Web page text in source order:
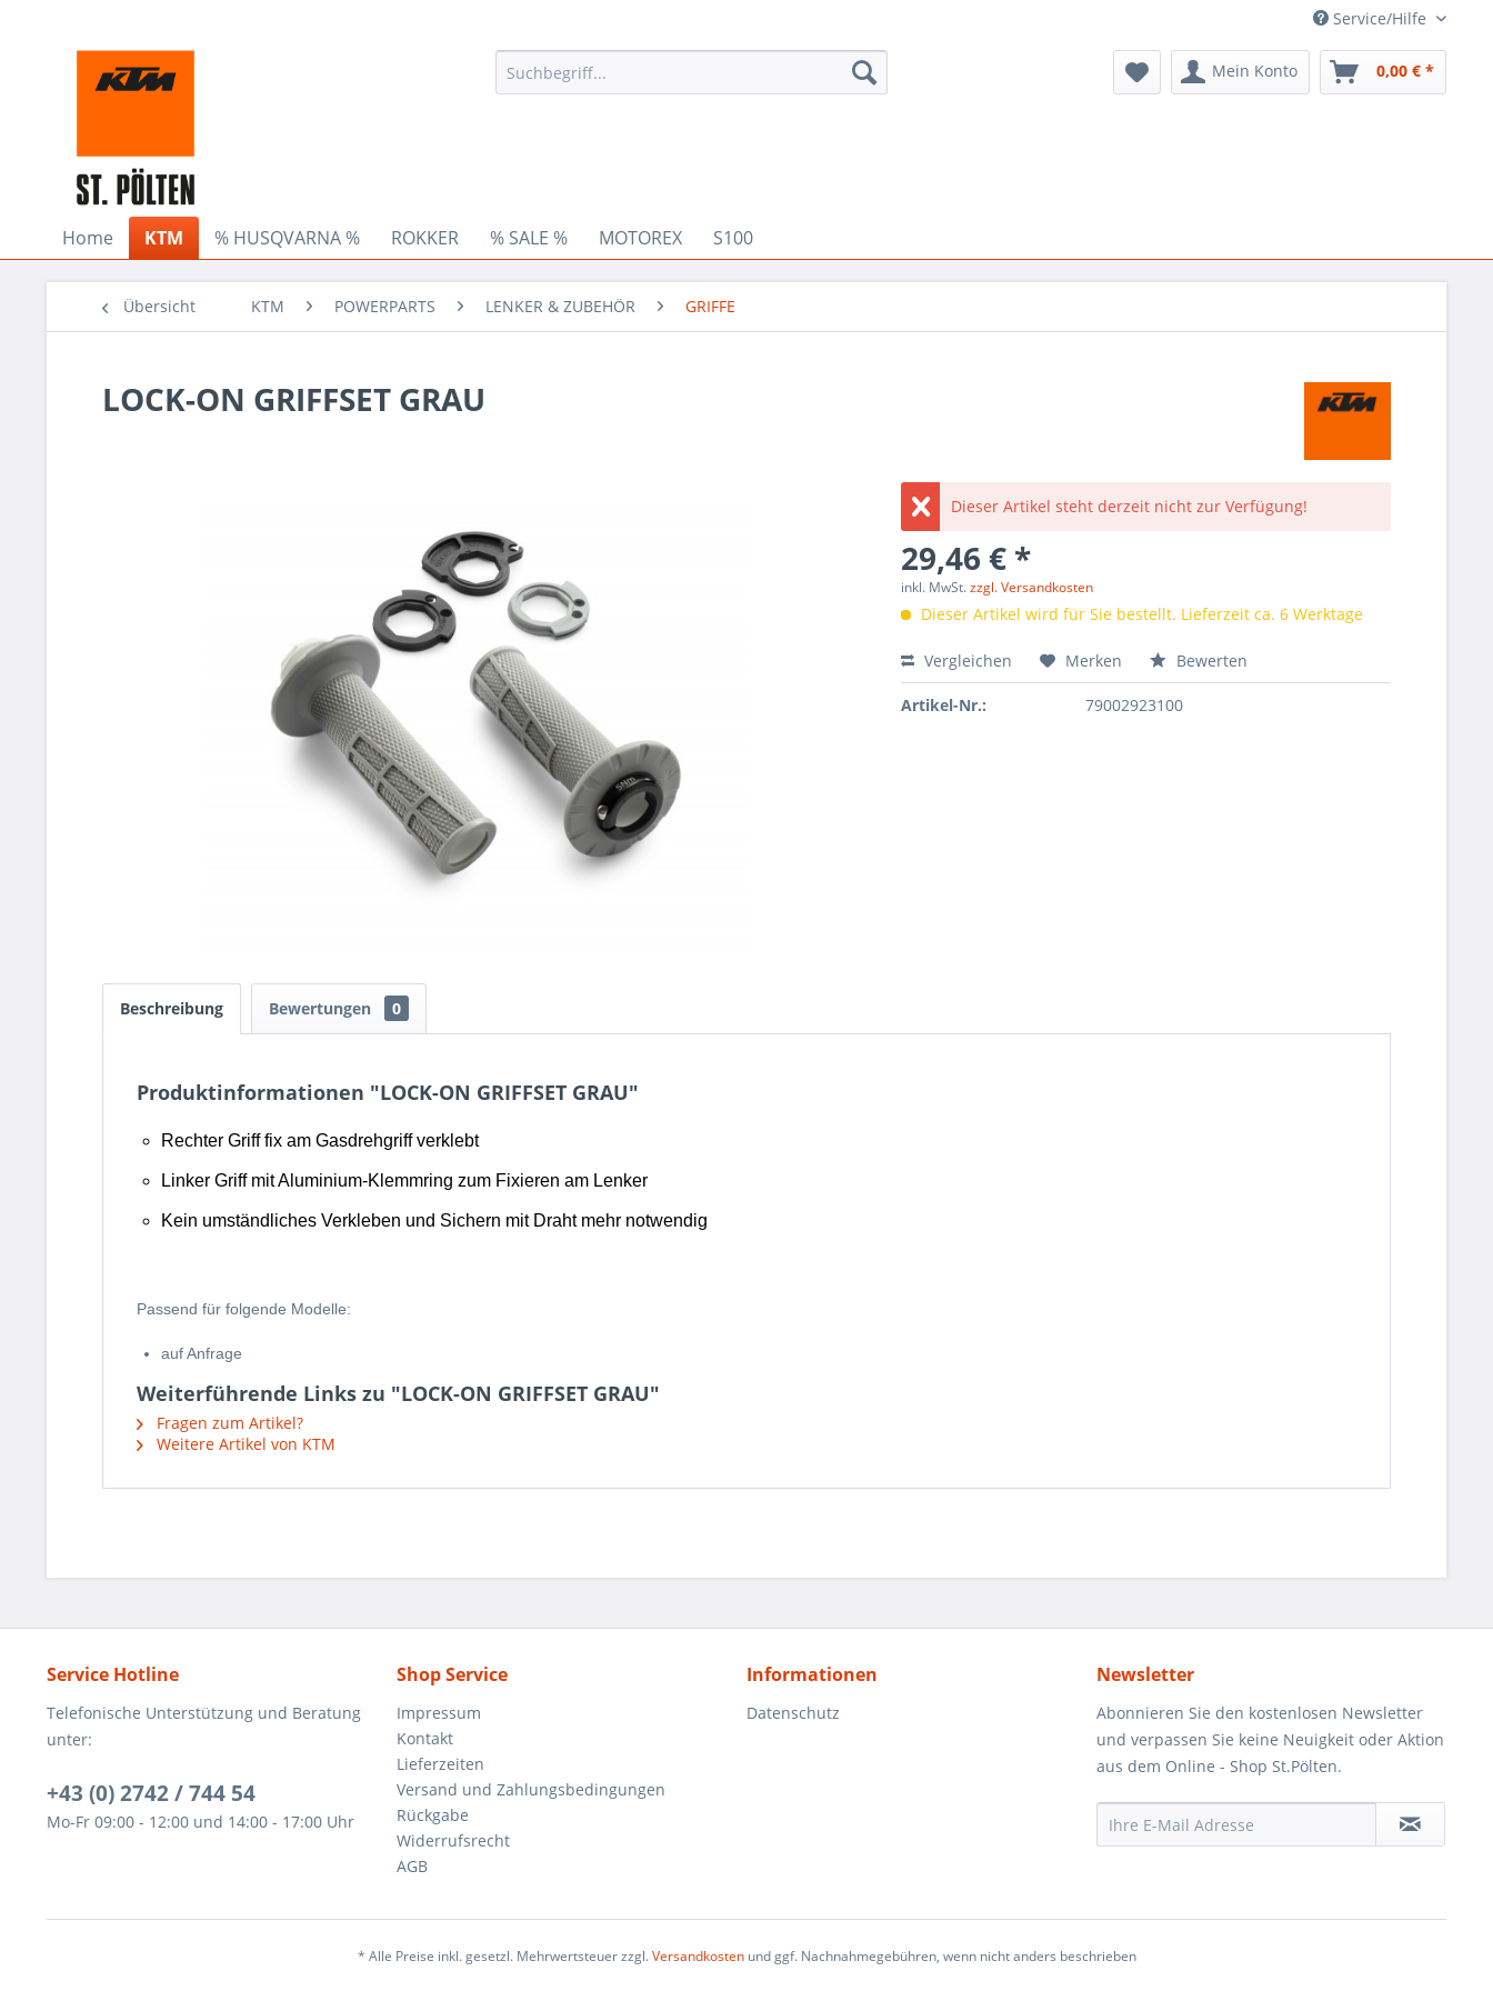
Service/Hilfe
Mein Konto 0,00 € *
Home KTM % HUSQVARNA % ROKKER % SALE % MOTOREX S100
Übersicht KTM POWERPARTS LENKER & ZUBEHÖR GRIFFE
LOCK-ON GRIFFSET GRAU
Dieser Artikel steht derzeit nicht zur Verfügung!
29,46 € *
inkl. MwSt.zzgl. Versandkosten
Dieser Artikel wird für Sie bestellt. Lieferzeit ca. 6 Werktage
Vergleichen Merken Bewerten
Artikel-Nr.: 79002923100
Beschreibung Bewertungen 0
Produktinformationen "LOCK-ON GRIFFSET GRAU"
Rechter Griff fix am Gasdrehgriff verklebt
Linker Griff mit Aluminium-Klemmring zum Fixieren am Lenker
Kein umständliches Verkleben und Sichern mit Draht mehr notwendig
Passend für folgende Modelle:
auf Anfrage
Weiterführende Links zu "LOCK-ON GRIFFSET GRAU"
Fragen zum Artikel?
Weitere Artikel von KTM
Service Hotline
Telefonische Unterstützung und Beratung
unter:
+43 (0) 2742 / 744 54
Mo-Fr 09:00 - 12:00 und 14:00 - 17:00 Uhr
Shop Service
Impressum
Kontakt
Lieferzeiten
Versand und Zahlungsbedingungen
Rückgabe
Widerrufsrecht
AGB
Informationen
Datenschutz
Newsletter
Abonnieren Sie den kostenlosen Newsletter
und verpassen Sie keine Neuigkeit oder Aktion
aus dem Online - Shop St.Pölten.
* Alle Preise inkl. gesetzl. Mehrwertsteuer zzgl.Versandkostenund ggf. Nachnahmegebühren, wenn nicht anders beschrieben